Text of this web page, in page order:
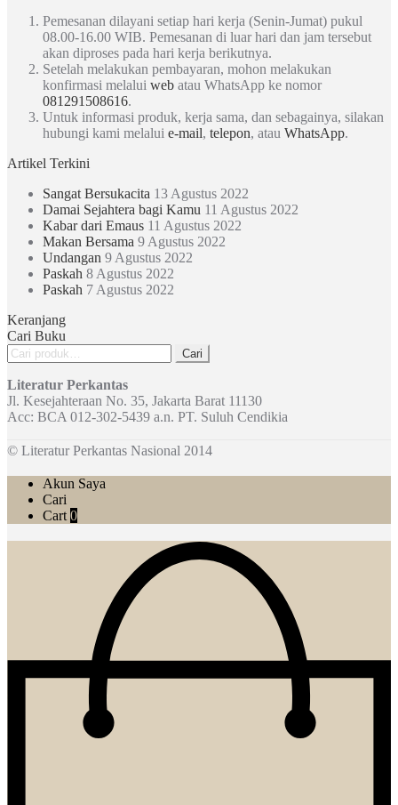
Pemesanan dilayani setiap hari kerja (Senin-Jumat) pukul
08.00-16.00 WIB. Pemesanan di luar hari dan jam tersebut
akan diproses pada hari kerja berikutnya.
Setelah melakukan pembayaran, mohon melakukan
konfirmasi melalui web atau WhatsApp ke nomor
081291508616.
Untuk informasi produk, kerja sama, dan sebagainya, silakan
hubungi kami melalui e-mail, telepon, atau WhatsApp.
Artikel Terkini
Sangat Bersukacita 13 Agustus 2022
Damai Sejahtera bagi Kamu 11 Agustus 2022
Kabar dari Emaus 11 Agustus 2022
Makan Bersama 9 Agustus 2022
Undangan 9 Agustus 2022
Paskah 8 Agustus 2022
Paskah 7 Agustus 2022
Keranjang
Cari Buku
Pencarian
Cari
Literatur Perkantas
Jl. Kesejahteraan No. 35, Jakarta Barat 11130
Acc: BCA 012-302-5439 a.n. PT. Suluh Cendikia
© Literatur Perkantas Nasional 2014
Akun Saya
Cari
Cart 0